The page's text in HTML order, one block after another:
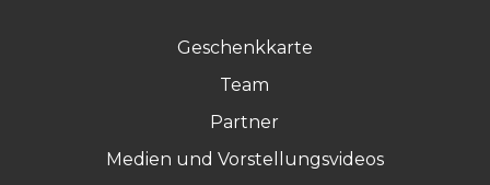
Geschenkkarte
Team
Partner
Medien und Vorstellungsvideos